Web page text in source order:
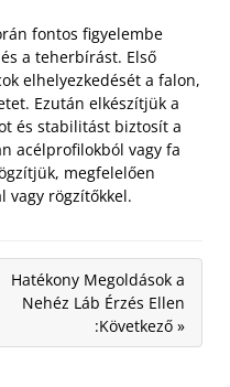
fontos figyelembe
a teherbírást. Első
elhelyezkedését a falon,
Ezután elkészítjük a
és stabilitást biztosít a
acélprofilokból vagy fa
megfelelően
vagy rögzítőkkel.
Hatékony Megoldások a
Nehéz Láb Érzés Ellen
:Következő »